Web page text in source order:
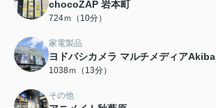
chocoZAP 岩本町
724ｍ（10分）
家電製品
ヨドバシカメラ マルチメディアAkiba
1038ｍ（13分）
その他